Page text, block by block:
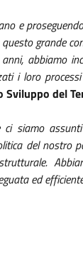
e
grande
abbiamo
i loro
Sviluppo del
ci siamo
del nostro
ed